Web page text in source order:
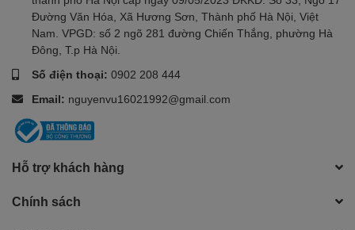
Đường Văn Hóa, Xã Hương Sơn, Thành phố Hà Nội, Việt
Nam. VPGD: số 2 ngõ 281 đường Chiến Thắng, phường Hà
Đông, T.p Hà Nội.
Số điện thoại: 0902 208 444
Email: nguyenvu16021992@gmail.com
Hỗ trợ khách hàng
Chính sách